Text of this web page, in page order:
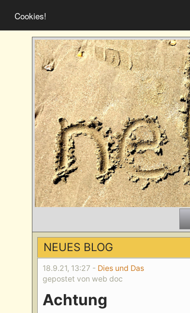
Cookies!
NEUES BLOG
18.9.21, 13:27 - Dies und Das
gepostet von web doc
Achtung